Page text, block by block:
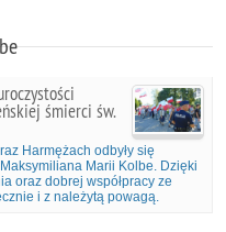
śmierci św.
Harmężach odbyły się
Marii Kolbe. Dzięki
oraz dobrej współpracy ze
i z należytą powagą.